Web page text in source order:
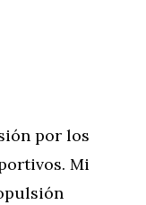
por los
Mi